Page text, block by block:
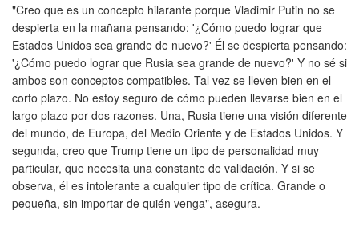
"Creo que es un concepto hilarante porque Vladimir Putin no se
despierta en la mañana pensando: '¿Cómo puedo lograr que
Estados Unidos sea grande de nuevo?' Él se despierta pensando:
'¿Cómo puedo lograr que Rusia sea grande de nuevo?' Y no sé si
ambos son conceptos compatibles. Tal vez se lleven bien en el
corto plazo. No estoy seguro de cómo pueden llevarse bien en el
largo plazo por dos razones. Una, Rusia tiene una visión diferente
del mundo, de Europa, del Medio Oriente y de Estados Unidos. Y
segunda, creo que Trump tiene un tipo de personalidad muy
particular, que necesita una constante de validación. Y si se
observa, él es intolerante a cualquier tipo de crítica. Grande o
pequeña, sin importar de quién venga", asegura.